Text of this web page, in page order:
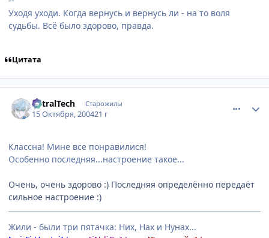
Уходя уходи. Когда вернусь и вернусь ли - на то воля
судьбы. Всё было здорово, правда.
Цитата
AstralTech Старожилы
15 Октября, 200421 г
Классна! Мине все понравилися!
Особенно последняя...настроение такое...
Очень, очень здорово :) Последняя определённо передаёт
сильное настроение :)
Жили - были три пятачка: Них, Нах и Нунах...